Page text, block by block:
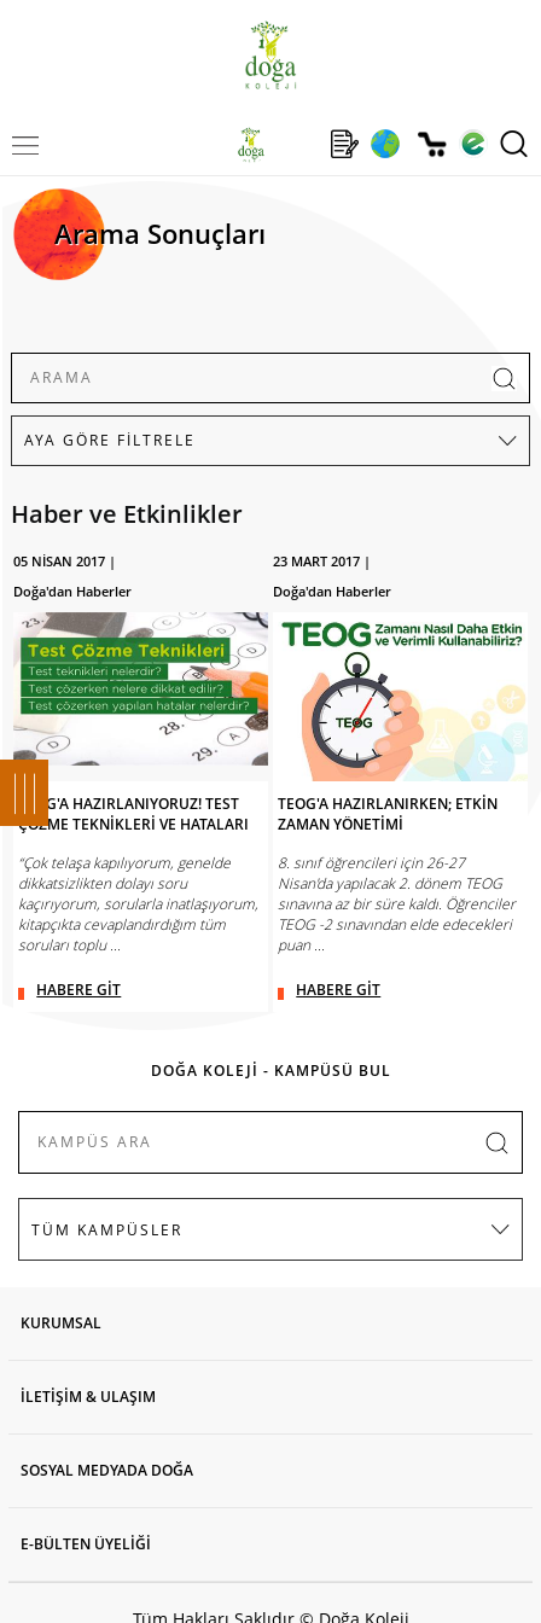
Arama Sonuçları
Haber ve Etkinlikler
05 NİSAN 2017 |
Doğa'dan Haberler
TEOG'A HAZIRLANIYORUZ! TEST
ÇÖZME TEKNİKLERİ VE HATALARI
“Çok telaşa kapılıyorum, genelde
dikkatsizlikten dolayı soru
kaçırıyorum, sorularla inatlaşıyorum,
kitapçıkta cevaplandırdığım tüm
soruları toplu ...
HABERE GİT
23 MART 2017 |
Doğa'dan Haberler
TEOG'A HAZIRLANIRKEN; ETKİN
ZAMAN YÖNETİMİ
8. sınıf öğrencileri için 26-27
Nisan'da yapılacak 2. dönem TEOG
sınavına az bir süre kaldı. Öğrenciler
TEOG -2 sınavından elde edecekleri
puan ...
HABERE GİT
DOĞA KOLEJİ - KAMPÜSÜ BUL
KURUMSAL
İLETİŞİM & ULAŞIM
SOSYAL MEDYADA DOĞA
E-BÜLTEN ÜYELİĞİ